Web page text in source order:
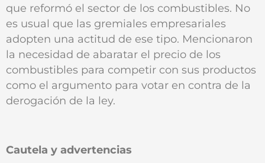
que reformó el sector de los combustibles. No
es usual que las gremiales empresariales
adopten una actitud de ese tipo. Mencionaron
la necesidad de abaratar el precio de los
combustibles para competir con sus productos
como el argumento para votar en contra de la
derogación de la ley.
Cautela y advertencias